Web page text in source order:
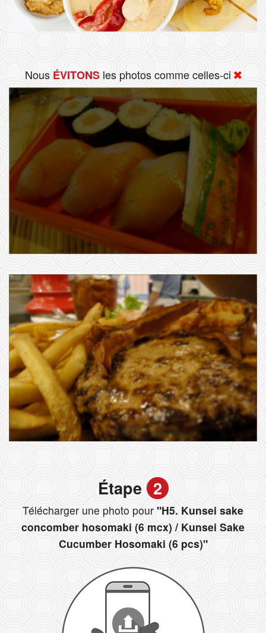
Nous ÉVITONSles photos comme celles-ci
Étape 2
Télécharger une photo pour "H5. Kunsei sake
concomber hosomaki (6 mcx) / Kunsei Sake
Cucumber Hosomaki (6 pcs)"